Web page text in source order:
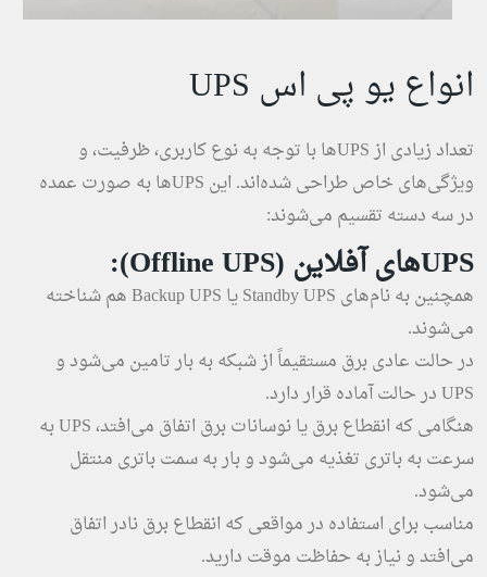
انواع یو پی اس UPS
تعداد زیادی از UPSها با توجه به نوع کاربری، ظرفیت، و
ویژگی‌های خاص طراحی شده‌اند. این UPSها به صورت عمده
در سه دسته تقسیم می‌شوند:
UPS‌های آفلاین (Offline UPS):
همچنین به نام‌های Standby UPS یا Backup UPS هم شناخته
می‌شوند.
در حالت عادی برق مستقیماً از شبکه به بار تامین می‌شود و
UPS در حالت آماده قرار دارد.
هنگامی که انقطاع برق یا نوسانات برق اتفاق می‌افتد، UPS به
سرعت به باتری تغذیه می‌شود و بار به سمت باتری منتقل
می‌شود.
مناسب برای استفاده در مواقعی که انقطاع برق نادر اتفاق
می‌افتد و نیاز به حفاظت موقت دارید.